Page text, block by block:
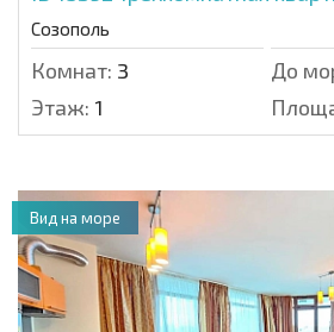
Созополь
Комнат: 3 До
Этаж: 1
Вид на море